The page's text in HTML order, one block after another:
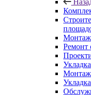
Монтаж
Ремонт
Монтаж